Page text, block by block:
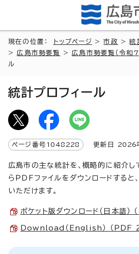
現在の位置： トップページ >市政 >統
>広島市勢要覧 >広島市勢要覧（令和7
ル
統計プロフィール
ページ番号 1048228 更新日 2026
広島市の主な統計を、概略的に紹介し
らPDFファイルをダウンロードすると
いただけます。
ポケット版ダウンロード（日本語
Download（English） （PDF